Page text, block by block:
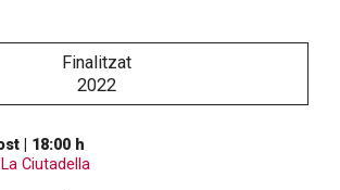
Finalitzat
2022
| 18:00 h
Ciutadella